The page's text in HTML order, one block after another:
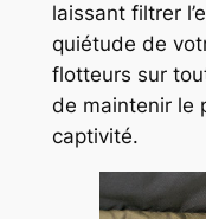
laissant filtrer
quiétude de
flotteurs sur
de maintenir le
captivité.